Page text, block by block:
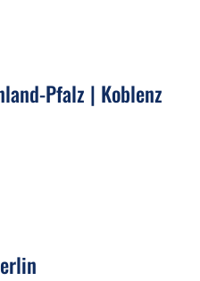
Pfalz | Koblenz